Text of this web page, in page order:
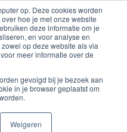
op. Deze cookies worden
hoe je met onze website
deze informatie om je
en voor analyse en
op deze website als via
meer informatie over de
gevolgd bij je bezoek aan
in je browser geplaatst om
Weigeren
Inloggen account